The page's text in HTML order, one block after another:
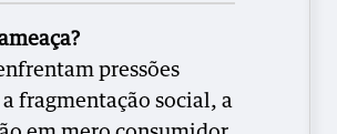
pressões
fragmentação social, a